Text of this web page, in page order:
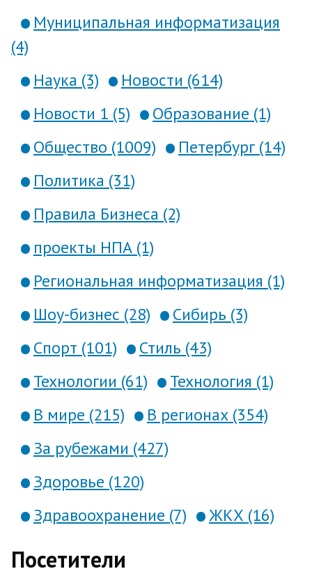
Муниципальная информатизация
(4)
Наука (3)
Новости (614)
Новости 1 (5)
Образование (1)
Общество (1009)
Петербург (14)
Политика (31)
Правила Бизнеса (2)
проекты НПА (1)
Региональная информатизация (1)
Шоу-бизнес (28)
Сибирь (3)
Спорт (101)
Стиль (43)
Технологии (61)
Технология (1)
В мире (215)
В регионах (354)
За рубежами (427)
Здоровье (120)
Здравоохранение (7)
ЖКХ (16)
Посетители